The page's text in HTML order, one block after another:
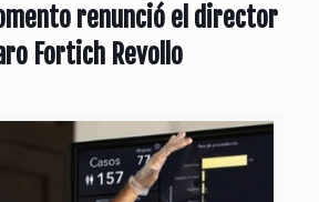
renunció el director
Fortich Revollo